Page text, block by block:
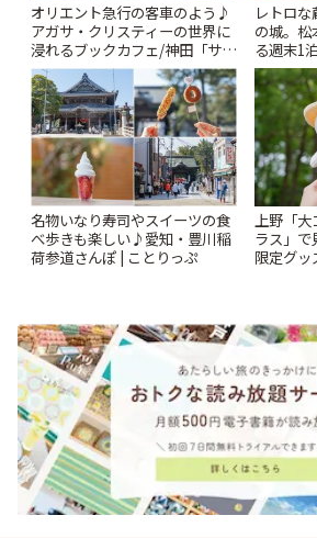
オリエント急行の客車のよう♪
アガサ・クリスティーの世界に
浸れるブックカフェ/神田「サロ
ンクリスティ」 | ことりっぷ
レトロ
の城。
る週末1
名物いなり寿司やスイーツの食
べ歩きも楽しい♪愛知・豊川稲
荷参道さんぽ | ことりっぷ
上野「
ラス」
限定グッ